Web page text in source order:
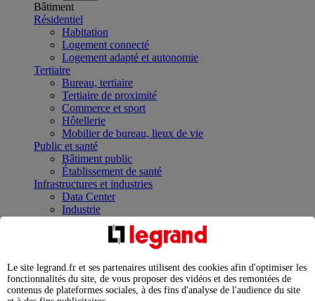
Bâtiment
Résidentiel
Habitation
Logement connecté
Logement adapté et autonomie
Tertiaire
Bureau, tertiaire
Tertiaire de proximité
Commerce et sport
Hôtellerie
Mobilier de bureau, lieux de vie
Public et santé
Bâtiment public
Établissement de santé
Infrastructures et industries
Data Center
Industrie
Infrastructures
Contrôler et planifier le fonctionnement des appareils
Répartir et optimiser son tableau électrique
Legrand Data Center Solutions : concentrer les
expertises au service de vos performances
Le site legrand.fr et ses partenaires utilisent des cookies afin d'optimiser les
fonctionnalités du site, de vous proposer des vidéos et des remontées de
contenus de plateformes sociales, à des fins d'analyse de l'audience du site